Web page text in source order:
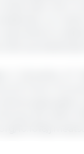
tale che il
un
pancettoni e
sua
C. Zomeño, J.F.
M. Font-i-
its association
213, 2024,
10.1016/